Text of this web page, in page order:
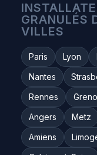
GRANULÉS
VILLES
Paris Lyon
Nantes
Rennes
Angers
Metz
Amiens